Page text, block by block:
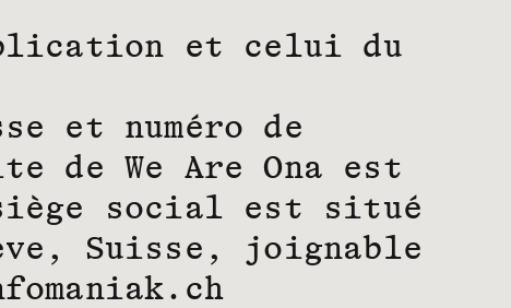
et celui du
et numéro de
de We Are Ona est
siège social est situé
Suisse, joignable